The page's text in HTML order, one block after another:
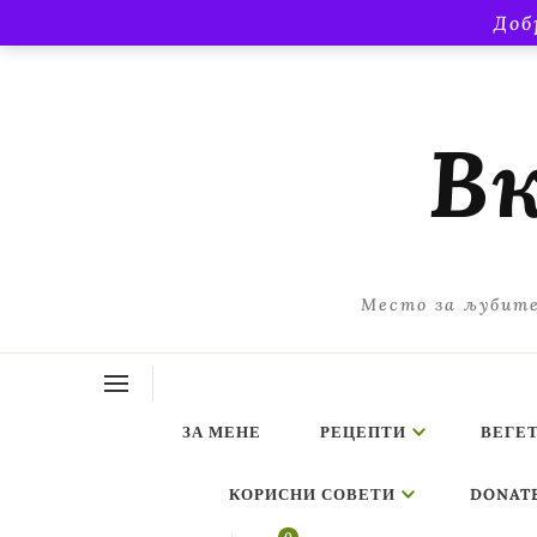
Место за
ЗА МЕНЕ РЕЦЕПТИ
КОРИСНИ СОВЕТИ